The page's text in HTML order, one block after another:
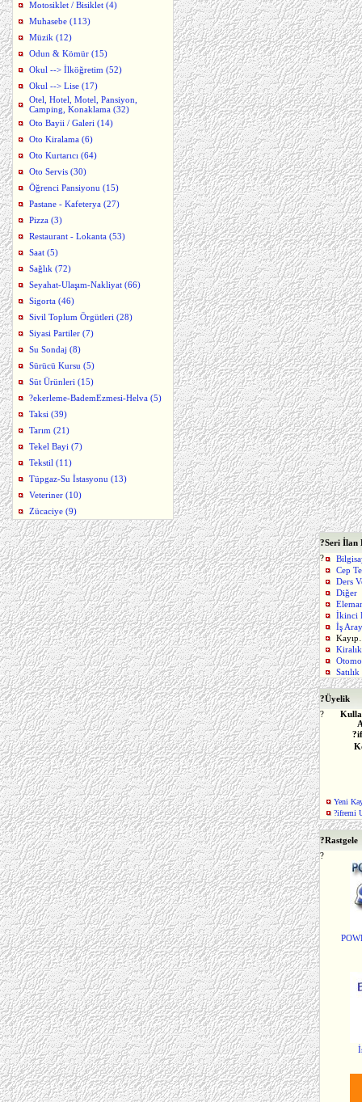
Motosiklet / Bisiklet (4)
Muhasebe (113)
Müzik (12)
Odun & Kömür (15)
Okul --> İlköğretim (52)
Okul --> Lise (17)
Otel, Hotel, Motel, Pansiyon,
Camping, Konaklama (32)
Oto Bayii / Galeri (14)
Oto Kiralama (6)
Oto Kurtarıcı (64)
Oto Servis (30)
Öğrenci Pansiyonu (15)
Pastane - Kafeterya (27)
Pizza (3)
Restaurant - Lokanta (53)
Saat (5)
Sağlık (72)
Seyahat-Ulaşım-Nakliyat (66)
Sigorta (46)
Sivil Toplum Örgütleri (28)
Siyasi Partiler (7)
Su Sondaj (8)
Sürücü Kursu (5)
Süt Ürünleri (15)
?ekerleme-BademEzmesi-Helva (5)
Taksi (39)
Tarım (21)
Tekel Bayi (7)
Tekstil (11)
Tüpgaz-Su İstasyonu (13)
Veteriner (10)
Zücaciye (9)
?Seri İlan
?
Cep
Ders
Diğer
İkinci
İş
?Üyelik
?
Yeni
?ifremi
?Rastgele
?